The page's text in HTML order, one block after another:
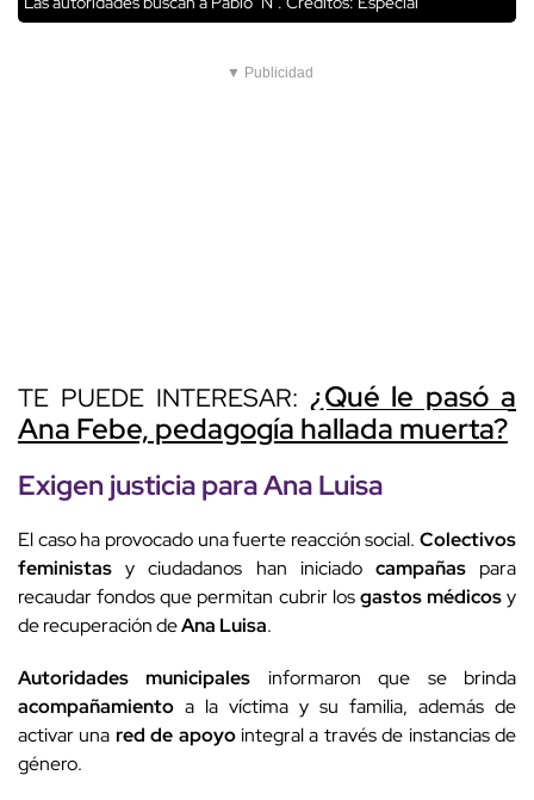
▼ Publicidad
TE PUEDE INTERESAR: ¿Qué le pasó a
Ana Febe, pedagogía hallada muerta?
Exigen justiciaparaAna Luisa
El caso ha provocado una fuerte reacción social. Colectivos
feministas y ciudadanos han iniciado campañaspara
recaudar fondos que permitan cubrir losgastos médicosy
de recuperación deAna Luisa.
Autoridades municipales informaron que se brinda
acompañamiento a la víctima y su familia, además de
activar una red de apoyointegral a través de instancias de
género.